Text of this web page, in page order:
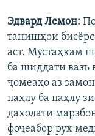
Эдвард Лемон:
танишҳои
аст. Мустаҳкам
ба шиддати вазъ
ҷомеаҳо аз
паҳлу ба паҳлу
дахолати
фоҷеабор рух